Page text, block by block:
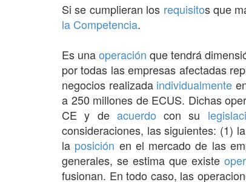
Si se cumplieran los requisitos que
la Competencia.
Es unaoperación que tendrá
por todas las empresas afectadas
negocios realizada individualmente
a 250 millones de ECUS. Dichas
CE y de acuerdo con su
consideraciones, las siguientes: (1)
la posición en el mercado de las
generales, se estima que existe
fusionan. En todo caso, las